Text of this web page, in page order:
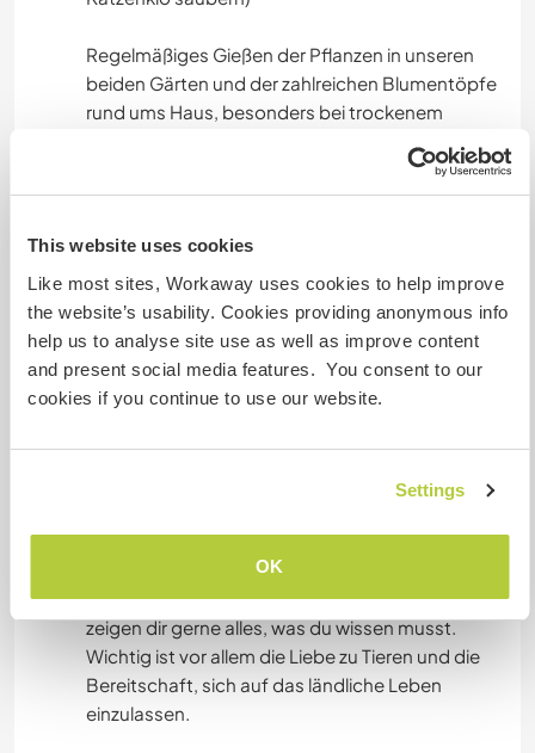
This website uses cookies
Like most sites, Workaway uses cookies to help improve
the website’s usability. Cookies providing anonymous info
help us to analyse site use as well as improve content
and present social media features. You consent to our
cookies if you continue to use our website.
Settings
OK
Regelmäßiges Gießen der Pflanzen in unseren
beiden Gärten und der zahlreichen Blumentöpfe
rund ums Haus, besonders bei trockenem
Gelegentliches Unkraut jäten und Rasen mähen
Allgemeine Präsenz im Haus, Briefkasten leeren,
auf Ordnung achten
Der tägliche Zeitaufwand beträgt etwa 1-2
Stunden, je nach Jahreszeit und
körperlich anstrengend, erfordert aber
Zuverlässigkeit und ein gewisses Maß an
Vorkenntnisse im Umgang mit Ziegen sind
hilfreich, aber nicht zwingend erforderlich – wir
zeigen dir gerne alles, was du wissen musst.
Wichtig ist vor allem die Liebe zu Tieren und die
Bereitschaft, sich auf das ländliche Leben
einzulassen.